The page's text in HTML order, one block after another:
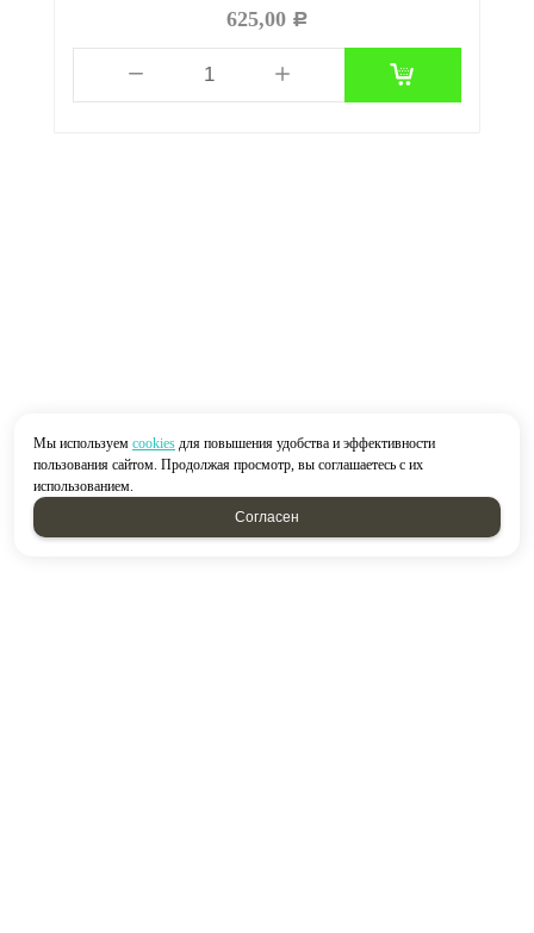
625,00 Р
Мы используем cookies для повышения удобства и эффективности
пользования сайтом. Продолжая просмотр, вы соглашаетесь с их
использованием.
Согласен